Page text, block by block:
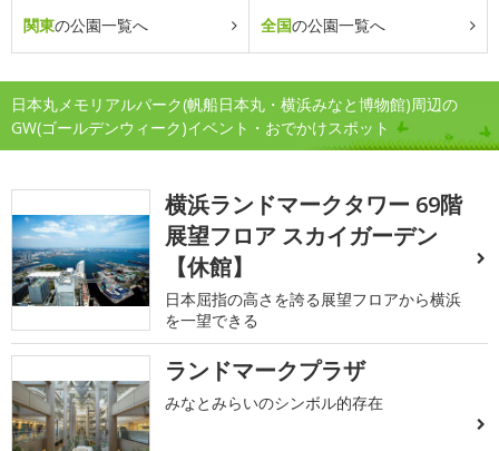
関東の公園一覧へ 全国の公園一覧へ
日本丸メモリアルパーク(帆船日本丸・横浜みなと博物館)周辺の
GW(ゴールデンウィーク)イベント・おでかけスポット
横浜ランドマークタワー 69階
展望フロア スカイガーデン
【休館】
日本屈指の高さを誇る展望フロアから横浜
を一望できる
ランドマークプラザ
みなとみらいのシンボル的存在